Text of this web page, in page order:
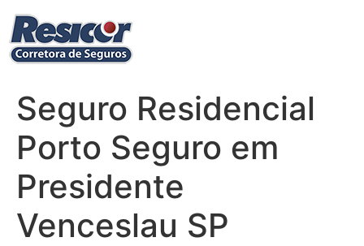
para
conteúdo
Seguro Residencial
Porto Seguro em
Presidente
Venceslau SP